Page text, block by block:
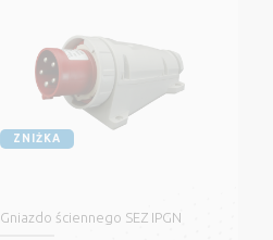
ZNIŻKA
Gniazdo ściennego SEZ IPGN